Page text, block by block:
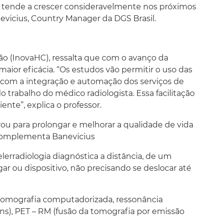
a crescer consideravelmente nos próximos
Country Manager da DGS Brasil.
(InovaHC), ressalta que com o avanço da
eficácia. “Os estudos vão permitir o uso das
a integração e automação dos serviços de
trabalho do médico radiologista. Essa facilitação
explica o professor.
para prolongar e melhorar a qualidade de vida
Banevicius
diagnóstica a distância, de um
ou dispositivo, não precisando se deslocar até
computadorizada, ressonância
PET – RM (fusão da tomografia por emissão